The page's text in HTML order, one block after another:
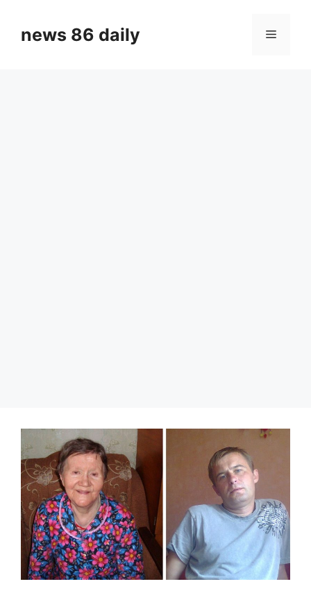
contentnews 86 daily Menu